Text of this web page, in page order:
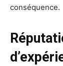
conséquence.